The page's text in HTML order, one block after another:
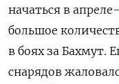
начаться в
большое
в боях за Бахмут.
снарядов